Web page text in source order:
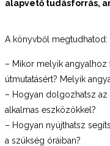
alapvető tudásforrás,
A könyvből megtudhatod:
– Mikor melyik
útmutatásért? Melyik
– Hogyan dolgozhatsz az
alkalmas eszközökkel?
– Hogyan nyújthatsz
a szükség óráiban?